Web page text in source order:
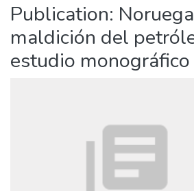
Publication:
maldición del
estudio monográfico